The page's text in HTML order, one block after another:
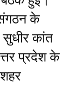
के
सुधीर कांत
प्रदेश के